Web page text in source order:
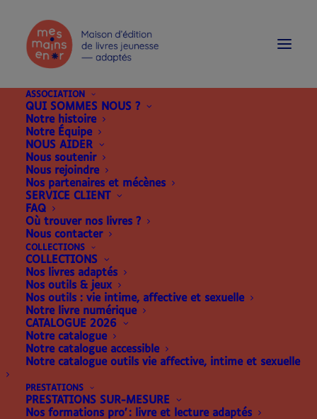
ASSOCIATION
QUI SOMMES NOUS ?
Notre histoire
Notre Équipe
NOUS AIDER
Nous soutenir
Nous rejoindre
Nos partenaires et mécènes
SERVICE CLIENT
FAQ
Où trouver nos livres ?
Nous contacter
COLLECTIONS
COLLECTIONS
Nos livres adaptés
Nos outils & jeux
Nos outils : vie intime, affective et sexuelle
Notre livre numérique
CATALOGUE 2026
Notre catalogue
Notre catalogue accessible
Notre catalogue outils vie affective, intime et sexuelle
PRESTATIONS
PRESTATIONS SUR-MESURE
Nos formations pro’ : livre et lecture adaptés
MON MAG’ EN
BRAILLE